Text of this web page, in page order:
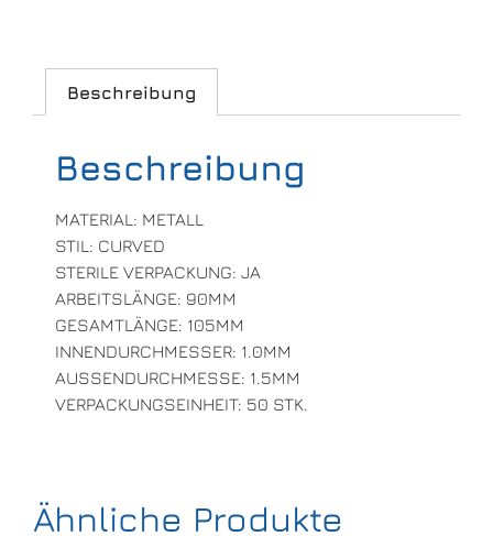
Beschreibung
Beschreibung
MATERIAL: METALL
STIL: CURVED
STERILE VERPACKUNG: JA
ARBEITSLÄNGE: 90MM
GESAMTLÄNGE: 105MM
INNENDURCHMESSER: 1.0MM
AUSSENDURCHMESSE: 1.5MM
VERPACKUNGSEINHEIT: 50 STK.
Ähnliche Produkte